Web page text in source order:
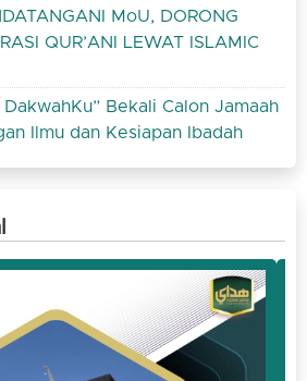
MoU, DORONG
QUR’ANI LEWAT ISLAMIC
Bekali Calon Jamaah
Ilmu dan Kesiapan Ibadah